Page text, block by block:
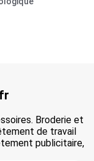
Broderie et
de travail
publicitaire,